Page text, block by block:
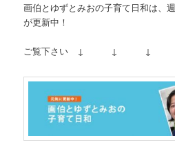
画伯とゆずとみおの子育て日和は、
が更新中！
ご覧下さい ↓ ↓ ↓ ク